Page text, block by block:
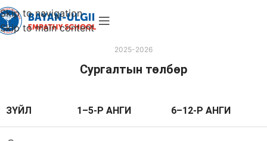
Skip to navigation
Skip to main content
2025-2026
Сургалтын төлбөр
ЗҮЙЛ 1–5-Р АНГИ 6–12-Р АНГИ